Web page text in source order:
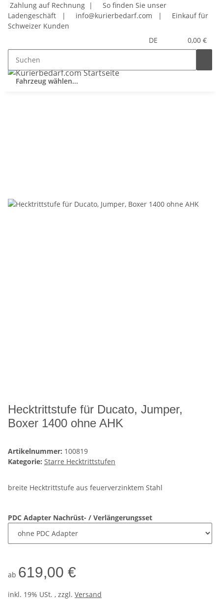
Zahlung auf Rechnung |
So finden Sie unser
Ladengeschäft
| info@kurierbedarf.com |
Einkauf für
Schweizer Kunden
DE
0,00 €
Fahrzeug wählen...
Hecktrittstufe für Ducato, Jumper,
Boxer 1400 ohne AHK
Artikelnummer: 100819
Kategorie: Starre Hecktrittstufen
breite Hecktrittstufe aus feuerverzinktem Stahl
PDC Adapter Nachrüst- / Verlängerungsset
ab 619,00 €
inkl. 19% USt. , zzgl. Versand